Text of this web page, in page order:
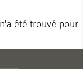
été trouvé pour